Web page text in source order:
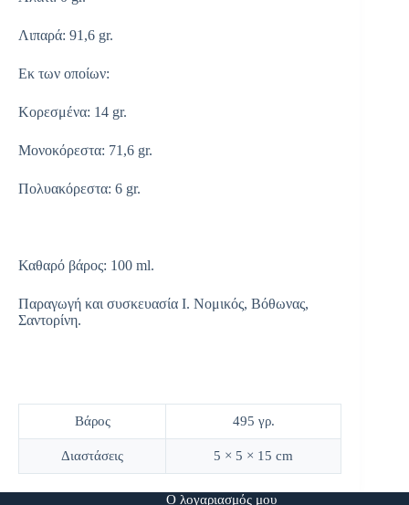
Λιπαρά: 91,6 gr.
Εκ των οποίων:
Κορεσμένα: 14 gr.
Μονοκόρεστα: 71,6 gr.
Πολυακόρεστα: 6 gr.
Καθαρό βάρος: 100 ml.
Παραγωγή και συσκευασία Ι. Νομικός, Βόθωνας,
Σαντορίνη.
Βάρος 495 γρ.
Διαστάσεις 5 × 5 × 15 cm
Ο λογαριασμός μου